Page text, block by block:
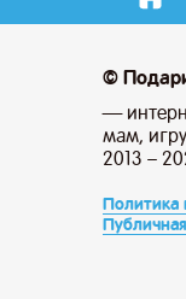
©
—
мам,
2013 –
Политика